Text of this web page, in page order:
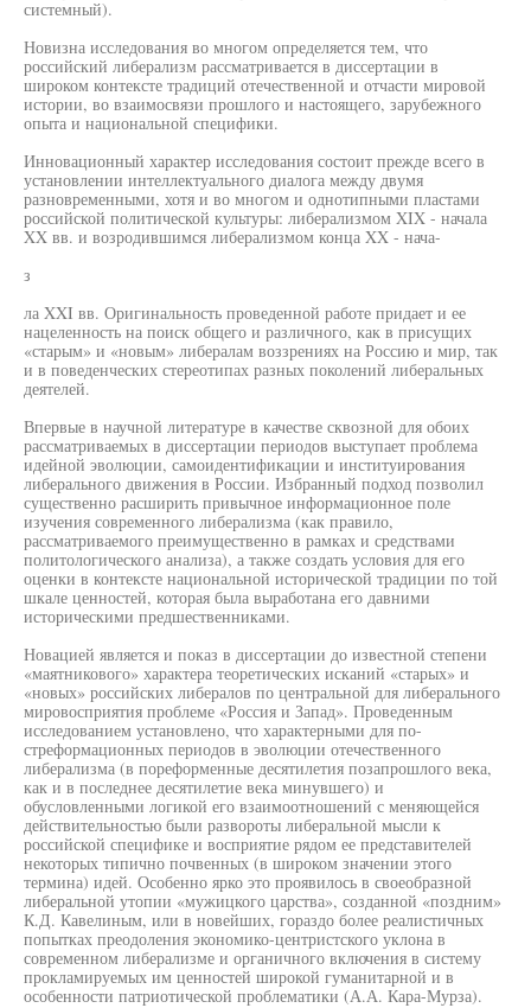
системный).
Новизна исследования во многом определяется тем, что
российский либерализм рассматривается в диссертации в
широком контексте традиций отечественной и отчасти мировой
истории, во взаимосвязи прошлого и настоящего, зарубежного
опыта и национальной специфики.
Инновационный характер исследования состоит прежде всего в
установлении интеллектуального диалога между двумя
разновременными, хотя и во многом и однотипными пластами
российской политической культуры: либерализмом XIX - начала
XX вв. и возродившимся либерализмом конца XX - нача-
з
ла XXI вв. Оригинальность проведенной работе придает и ее
нацеленность на поиск общего и различного, как в присущих
«старым» и «новым» либералам воззрениях на Россию и мир, так
и в поведенческих стереотипах разных поколений либеральных
деятелей.
Впервые в научной литературе в качестве сквозной для обоих
рассматриваемых в диссертации периодов выступает проблема
идейной эволюции, самоидентификации и институирования
либерального движения в России. Избранный подход позволил
существенно расширить привычное информационное поле
изучения современного либерализма (как правило,
рассматриваемого преимущественно в рамках и средствами
политологического анализа), а также создать условия для его
оценки в контексте национальной исторической традиции по той
шкале ценностей, которая была выработана его давними
историческими предшественниками.
Новацией является и показ в диссертации до известной степени
«маятникового» характера теоретических исканий «старых» и
«новых» российских либералов по центральной для либерального
мировосприятия проблеме «Россия и Запад». Проведенным
исследованием установлено, что характерными для по-
стреформационных периодов в эволюции отечественного
либерализма (в пореформенные десятилетия позапрошлого века,
как и в последнее десятилетие века минувшего) и
обусловленными логикой его взаимоотношений с меняющейся
действительностью были развороты либеральной мысли к
российской специфике и восприятие рядом ее представителей
некоторых типично почвенных (в широком значении этого
термина) идей. Особенно ярко это проявилось в своеобразной
либеральной утопии «мужицкого царства», созданной «поздним»
К.Д. Кавелиным, или в новейших, гораздо более реалистичных
попытках преодоления экономико-центристского уклона в
современном либерализме и органичного включения в систему
прокламируемых им ценностей широкой гуманитарной и в
особенности патриотической проблематики (А.А. Кара-Мурза).